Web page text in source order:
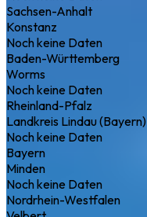
Sachsen-Anhalt
Konstanz
Noch keine Daten
Baden-Württemberg
Worms
Noch keine Daten
Rheinland-Pfalz
Landkreis Lindau (Bayern)
Noch keine Daten
Bayern
Minden
Noch keine Daten
Nordrhein-Westfalen